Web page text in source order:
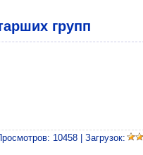
групп
10458 | Загрузок: